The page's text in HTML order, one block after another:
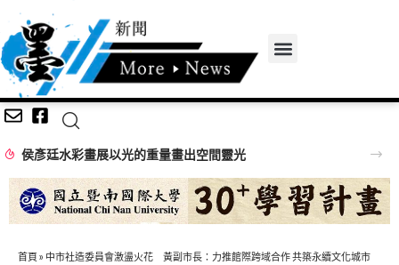
侯彥廷水彩畫展以光的重量畫出空間靈光
首頁 » 中市社造委員會激盪火花 黃副市長：力推館際跨域合作 共築永續文化城市